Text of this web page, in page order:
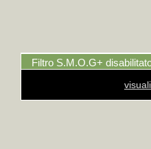
Filtro S.M.O.G+